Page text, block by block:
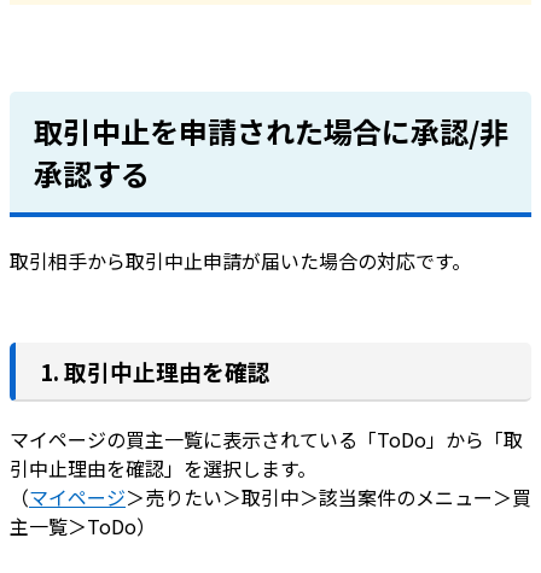
取引中止を申請された場合に承認/非
承認する
取引相手から取引中止申請が届いた場合の対応です。
1. 取引中止理由を確認
マイページの買主一覧に表示されている「ToDo」から「取
引中止理由を確認」を選択します。
（マイページ＞売りたい＞取引中＞該当案件のメニュー＞買
主一覧＞ToDo）